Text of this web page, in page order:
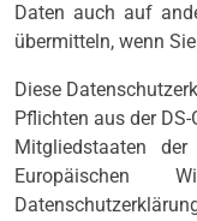
Daten auch auf
übermitteln, wenn
Diese
Pflichten aus der
Mitgliedstaaten
Europäischen